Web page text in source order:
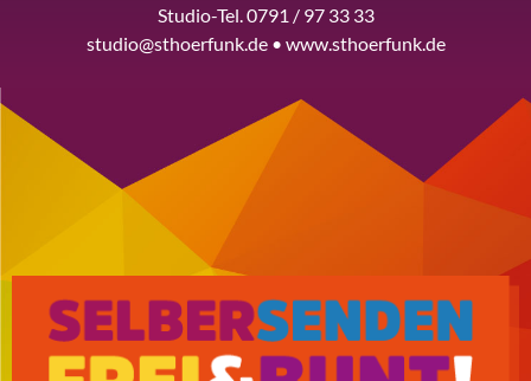
Studio-Tel. 0791 / 97 33 33
studio@sthoerfunk.de • www.sthoerfunk.de